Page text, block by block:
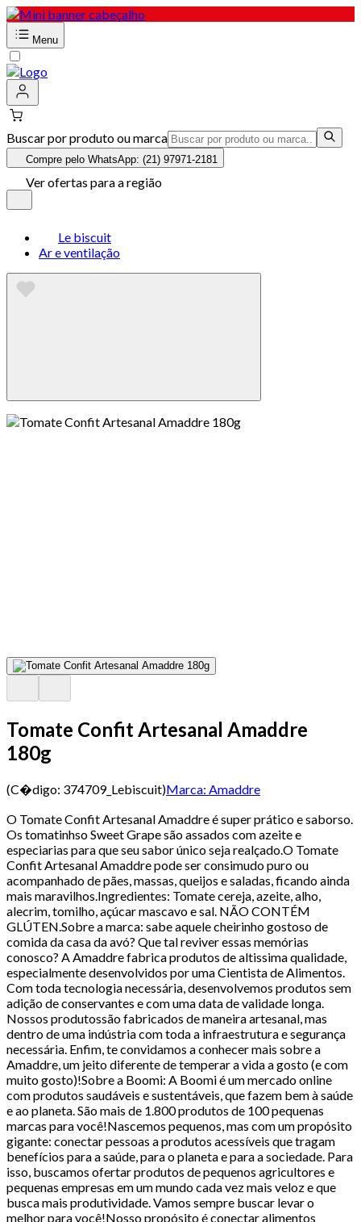
Menu
Buscar por produto ou marca
Compre pelo WhatsApp: (21) 97971-2181
Ver ofertas para a região
Le biscuit
Ar e ventilação
Tomate Confit Artesanal Amaddre
180g
(C�digo: 374709_Lebiscuit)Marca: Amaddre
O Tomate Confit Artesanal Amaddre é super prático e saborso.
Os tomatinhso Sweet Grape são assados com azeite e
especiarias para que seu sabor único seja realçado.O Tomate
Confit Artesanal Amaddre pode ser consimudo puro ou
acompanhado de pães, massas, queijos e saladas, ficando ainda
mais maravilhos.Ingredientes: Tomate cereja, azeite, alho,
alecrim, tomilho, açúcar mascavo e sal. NÃO CONTÉM
GLÚTEN.Sobre a marca: sabe aquele cheirinho gostoso de
comida da casa da avó? Que tal reviver essas memórias
conosco? A Amaddre fabrica produtos de altissima qualidade,
especialmente desenvolvidos por uma Cientista de Alimentos.
Com toda tecnologia necessária, desenvolvemos produtos sem
adição de conservantes e com uma data de validade longa.
Nossos produtossão fabricados de maneira artesanal, mas
dentro de uma indústria com toda a infraestrutura e segurança
necessária. Enfim, te convidamos a conhecer mais sobre a
Amaddre, um jeito diferente de temperar a vida a gosto (e com
muito gosto)!Sobre a Boomi: A Boomi é um mercado online
com produtos saudáveis e sustentáveis, que fazem bem à saúde
e ao planeta. São mais de 1.800 produtos de 100 pequenas
marcas para você!Nascemos pequenos, mas com um propósito
gigante: conectar pessoas a produtos acessíveis que tragam
benefícios para a saúde, para o planeta e para a sociedade. Para
isso, buscamos ofertar produtos de pequenos agricultores e
pequenas empresas em um mundo cada vez mais veloz e que
busca mais produtividade. Vamos sempre buscar levar o
melhor para você!Nosso propósito é conectar alimentos